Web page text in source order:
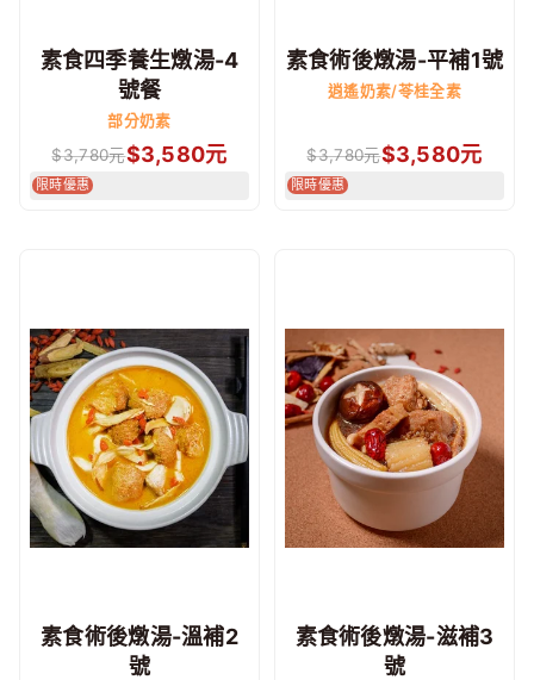
素食四季養生燉湯-4
號餐
部分奶素
$3,780元$3,580元
限時優惠
素食術後燉湯-平補1號
逍遙奶素/苓桂全素
$3,780元$3,580元
限時優惠
素食術後燉湯-溫補2
號
素食術後燉湯-滋補3
號